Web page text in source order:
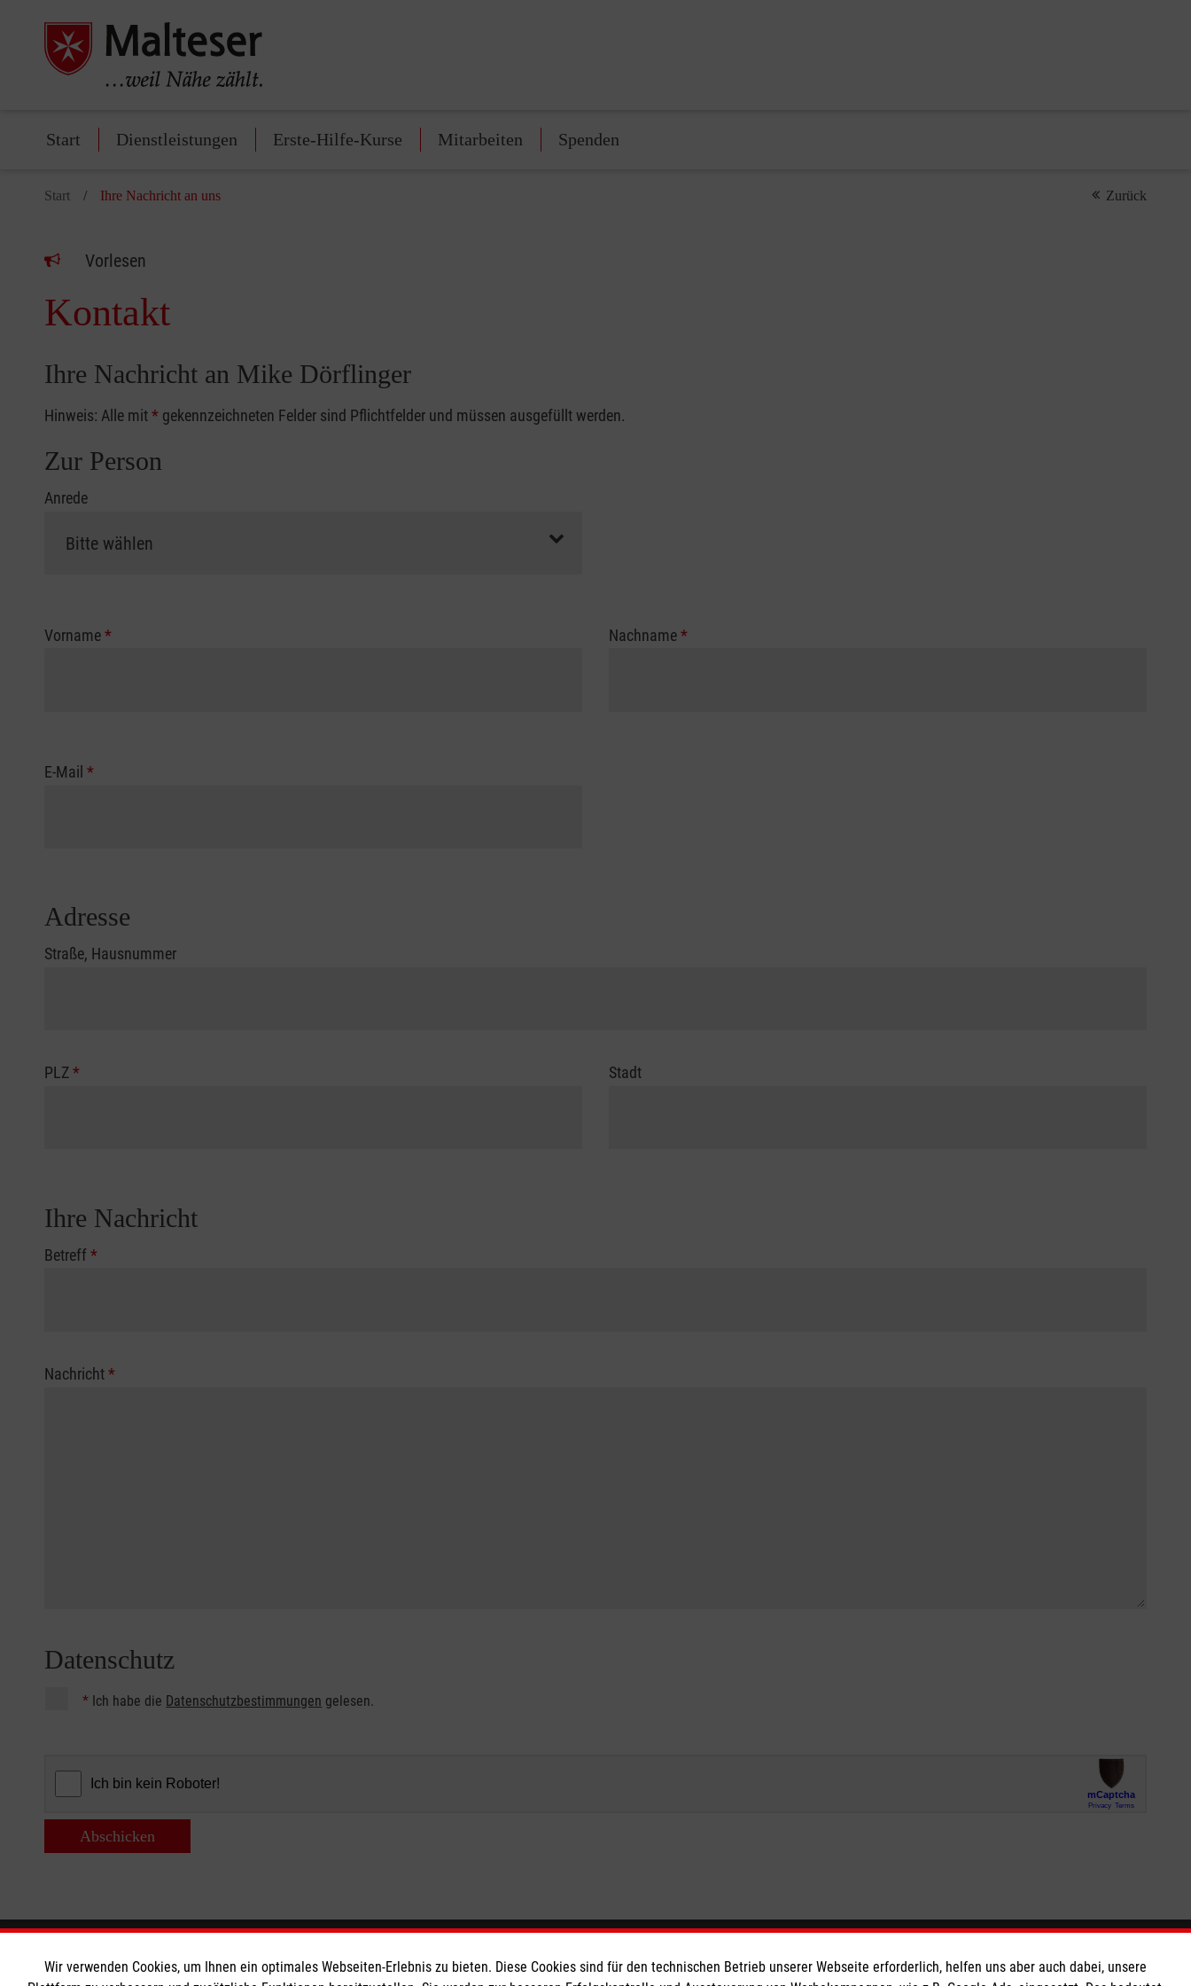
Start Dienstleistungen Erste-Hilfe-Kurse Mitarbeiten Spenden
Start Ihre Nachricht an uns Zurück
Vorlesen
Kontakt
Ihre Nachricht an Mike Dörflinger
Hinweis: Alle mit* gekennzeichneten Felder sind Pflichtfelder und müssen ausgefüllt werden.
Zur Person
Anrede
Vorname* Nachname*
E-Mail *
Adresse
Straße, Hausnummer
PLZ* Stadt
Ihre Nachricht
Betreff*
Nachricht*
Datenschutz
* Ich habe die Datenschutzbestimmungen gelesen.
Abschicken
Informationen Die Malteser Spendenkonto So finden Sie uns
Wir verwenden Cookies, um Ihnen ein optimales Webseiten-Erlebnis zu bieten. Diese Cookies sind für den technischen Betrieb unserer Webseite erforderlich, helfen uns aber auch dabei, unsere